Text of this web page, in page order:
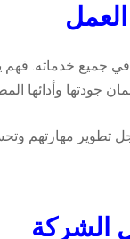
جميع خدماته.
جودتها وأدائها
مهارتهم
الشركة